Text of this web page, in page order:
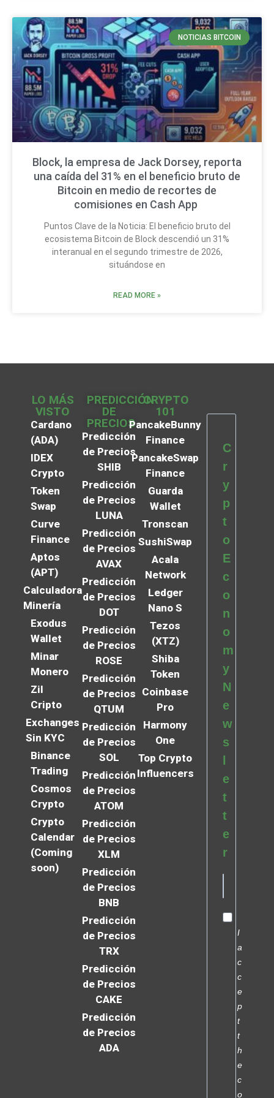
NOTICIAS BITCOIN
Block, la empresa de Jack Dorsey, reporta
una caída del 31% en el beneficio bruto de
Bitcoin en medio de recortes de
comisiones en Cash App
Puntos Clave de la Noticia: El beneficio bruto del
ecosistema Bitcoin de Block descendió un 31%
interanual en el segundo trimestre de 2026,
situándose en
READ MORE »
LO MÁS
VISTO
Cardano
(ADA)
IDEX
Crypto
Token
Swap
Curve
Finance
Aptos
(APT)
Calculadora
Minería
Exodus
Wallet
Minar
Monero
Zil
Cripto
Exchanges
Sin KYC
Binance
Trading
Cosmos
Crypto
Crypto
Calendar
(Coming
soon)
PREDICCIÓN
DE
PRECIOS
Predicción
de Precios
SHIB
Predicción
de Precios
LUNA
Predicción
de Precios
AVAX
Predicción
de Precios
DOT
Predicción
de Precios
ROSE
Predicción
de Precios
QTUM
Predicción
de Precios
SOL
Predicción
de Precios
ATOM
Predicción
de Precios
XLM
Predicción
de Precios
BNB
Predicción
de Precios
TRX
Predicción
de Precios
CAKE
Predicción
de Precios
ADA
CRYPTO
101
PancakeBunny
Finance
PancakeSwap
Finance
Guarda
Wallet
Tronscan
SushiSwap
Acala
Network
Ledger
Nano S
Tezos
(XTZ)
Shiba
Token
Coinbase
Pro
Harmony
One
Top Crypto
Influencers
C
r
y
p
t
o
E
c
o
n
o
m
y
N
e
w
s
e
t
t
e
r
I
a
c
c
e
p
t
t
h
e
c
o